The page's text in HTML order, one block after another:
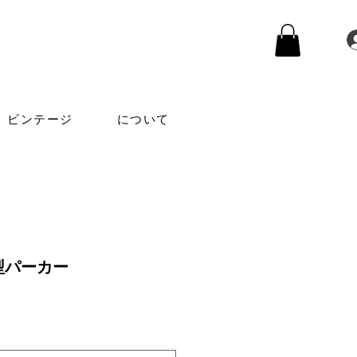
ビンテージ について
ーカー